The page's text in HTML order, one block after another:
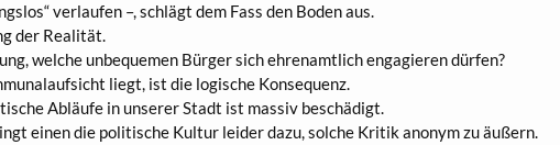
verlaufen –, schlägt dem Fass den Boden aus.
der Realität.
welche unbequemen Bürger sich ehrenamtlich engagieren dürfen?
liegt, ist die logische Konsequenz.
Abläufe in unserer Stadt ist massiv beschädigt.
einen die politische Kultur leider dazu, solche Kritik anonym zu äußern.